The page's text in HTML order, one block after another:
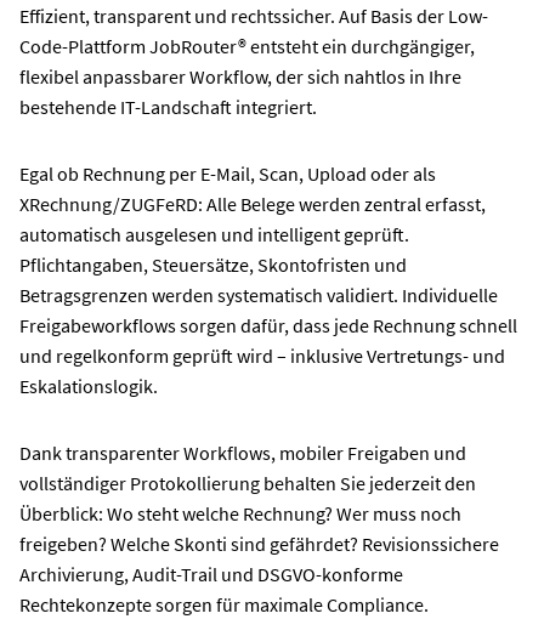
Effizient, transparent und rechtssicher. Auf Basis der Low-
Code-Plattform JobRouter® entsteht ein durchgängiger,
flexibel anpassbarer Workflow, der sich nahtlos in Ihre
bestehende IT-Landschaft integriert.
Egal ob Rechnung per E-Mail, Scan, Upload oder als
XRechnung/ZUGFeRD: Alle Belege werden zentral erfasst,
automatisch ausgelesen und intelligent geprüft.
Pflichtangaben, Steuersätze, Skontofristen und
Betragsgrenzen werden systematisch validiert. Individuelle
Freigabeworkflows sorgen dafür, dass jede Rechnung schnell
und regelkonform geprüft wird – inklusive Vertretungs- und
Eskalationslogik.
Dank transparenter Workflows, mobiler Freigaben und
vollständiger Protokollierung behalten Sie jederzeit den
Überblick: Wo steht welche Rechnung? Wer muss noch
freigeben? Welche Skonti sind gefährdet? Revisionssichere
Archivierung, Audit-Trail und DSGVO-konforme
Rechtekonzepte sorgen für maximale Compliance.